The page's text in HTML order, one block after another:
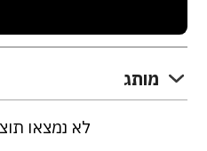
מותג
לא נמצאו